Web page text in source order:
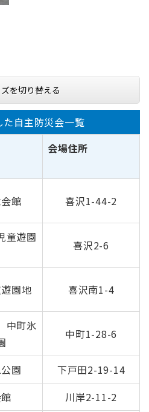
を切り替える
た自主防災会一覧
会場住所
館 喜沢1-44-2
童遊園
喜沢2-6
園地 喜沢南1-4
中町氷
中町1-28-6
園
下戸田2-19-14
川岸2-11-2